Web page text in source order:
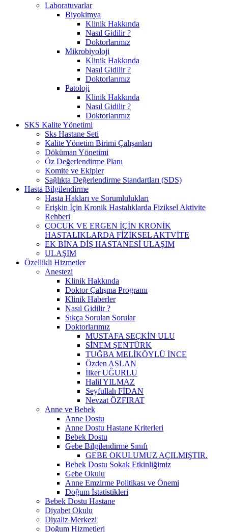
Laboratuvarlar
Biyokimya
Klinik Hakkında
Nasıl Gidilir ?
Doktorlarımız
Mikrobiyoloji
Klinik Hakkında
Nasıl Gidilir ?
Doktorlarımız
Patoloji
Klinik Hakkında
Nasıl Gidilir ?
Doktorlarımız
SKS Kalite Yönetimi
Sks Hastane Seti
Kalite Yönetim Birimi Çalışanları
Döküman Yönetimi
Öz Değerlendirme Planı
Komite ve Ekipler
Sağlıkta Değerlendirme Standartları (SDS)
Hasta Bilgilendirme
Hasta Hakları ve Sorumlulukları
Erişkin İçin Kronik Hastalıklarda Fiziksel Aktivite
Rehberi
ÇOCUK VE ERGEN İÇİN KRONİK
HASTALIKLARDA FİZİKSEL AKTVİTE
EK BİNA DİŞ HASTANESİ ULAŞIM
ULAŞIM
Özellikli Hizmetler
Anestezi
Klinik Hakkında
Doktor Çalışma Programı
Klinik Haberler
Nasıl Gidilir ?
Sıkça Sorulan Sorular
Doktorlarımız
MUSTAFA SEÇKİN ULU
SİNEM ŞENTÜRK
TUĞBA MELİKÖYLÜ İNCE
Özden ASLAN
İlker UĞURLU
Halil YILMAZ
Seyfullah FİDAN
Nevzat ÖZFIRAT
Anne ve Bebek
Anne Dostu
Anne Dostu Hastane Kriterleri
Bebek Dostu
Gebe Bilgilendirme Sınıfı
GEBE OKULUMUZ AÇILMIŞTIR.
Bebek Dostu Sokak Etkinliğimiz
Gebe Okulu
Anne Emzirme Politikası ve Önemi
Doğum İstatistikleri
Bebek Dostu Hastane
Diyabet Okulu
Diyaliz Merkezi
Doğum Hizmetleri